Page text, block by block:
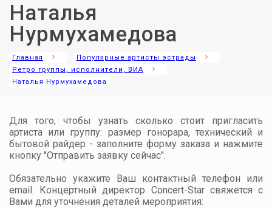
Наталья
Нурмухамедова
Главная
Популярные артисты эстрады
Ретро группы, исполнители, ВИА
Наталья Нурмухамедова
Для того, чтобы узнать сколько стоит пригласить
артиста или группу: размер гонорара, технический и
бытовой райдер - заполните форму заказа и нажмите
кнопку "Отправить заявку сейчас".
Обязательно укажите Ваш контактный телефон или
email. Концертный директор Concert-Star свяжется с
Вами для уточнения деталей мероприятия: